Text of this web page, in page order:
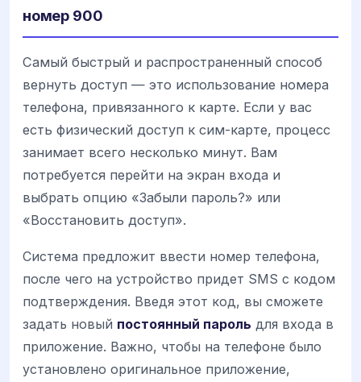
номер 900
Самый быстрый и распространенный способ
вернуть доступ — это использование номера
телефона, привязанного к карте. Если у вас
есть физический доступ к сим-карте, процесс
занимает всего несколько минут. Вам
потребуется перейти на экран входа и
выбрать опцию «Забыли пароль?» или
«Восстановить доступ».
Система предложит ввести номер телефона,
после чего на устройство придет SMS с кодом
подтверждения. Введя этот код, вы сможете
задать новый постоянный пароль для входа в
приложение. Важно, чтобы на телефоне было
установлено оригинальное приложение,